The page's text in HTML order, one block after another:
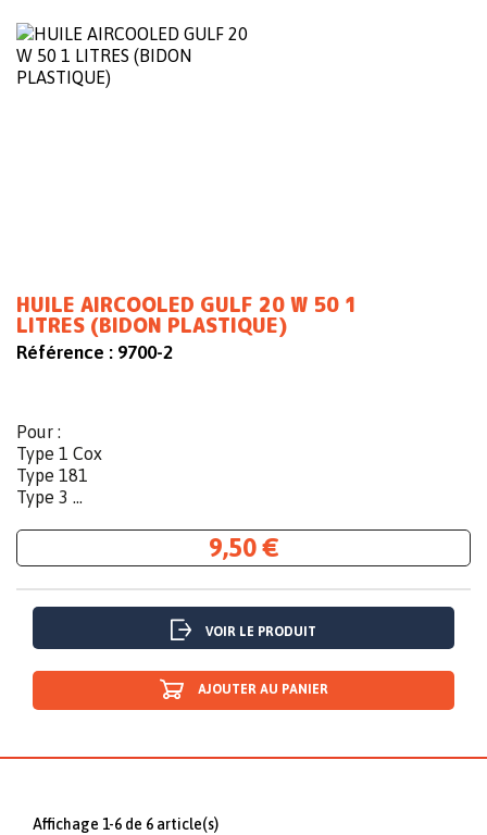
HUILE AIRCOOLED GULF 20 W 50 1
LITRES (BIDON PLASTIQUE)
Référence : 9700-2
Pour :
Type 1 Cox
Type 181
Type 3 ...
9,50 €
VOIR LE PRODUIT
AJOUTER AU PANIER
Affichage 1-6 de 6 article(s)